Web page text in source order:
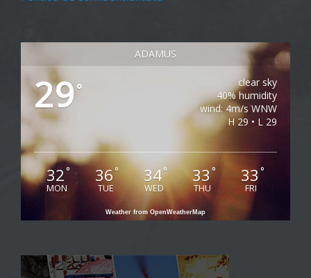
ADAMUS
29°
clear sky
40% humidity
wind: 4m/s WNW
H 29 • L 29
32°
MON
36°
TUE
34°
WED
33°
THU
33 °
FRI
Weather from OpenWeatherMap